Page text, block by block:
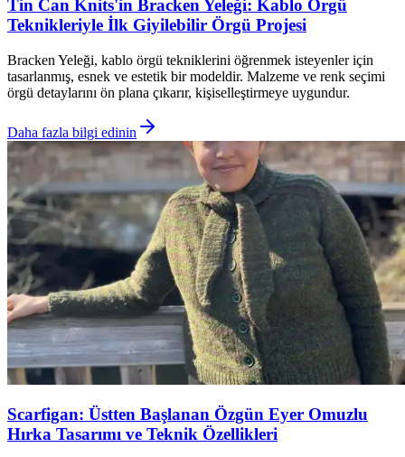
Tin Can Knits'in Bracken Yeleği: Kablo Örgü
Teknikleriyle İlk Giyilebilir Örgü Projesi
Bracken Yeleği, kablo örgü tekniklerini öğrenmek isteyenler için
tasarlanmış, esnek ve estetik bir modeldir. Malzeme ve renk seçimi
örgü detaylarını ön plana çıkarır, kişiselleştirmeye uygundur.
Daha fazla bilgi edinin
Scarfigan: Üstten Başlanan Özgün Eyer Omuzlu
Hırka Tasarımı ve Teknik Özellikleri